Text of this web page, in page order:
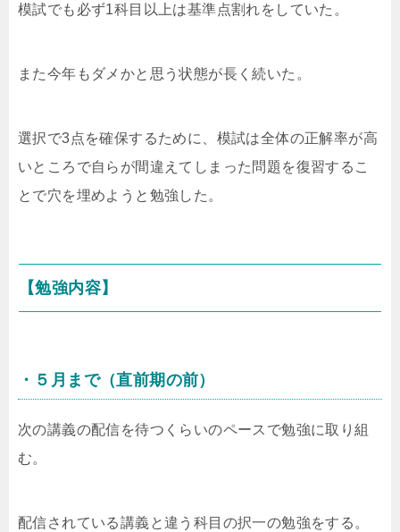
模試でも必ず1科目以上は基準点割れをしていた。
また今年もダメかと思う状態が長く続いた。
選択で3点を確保するために、模試は全体の正解率が高
いところで自らが間違えてしまった問題を復習するこ
とで穴を埋めようと勉強した。
【勉強内容】
・５月まで（直前期の前）
次の講義の配信を待つくらいのペースで勉強に取り組
む。
配信されている講義と違う科目の択一の勉強をする。